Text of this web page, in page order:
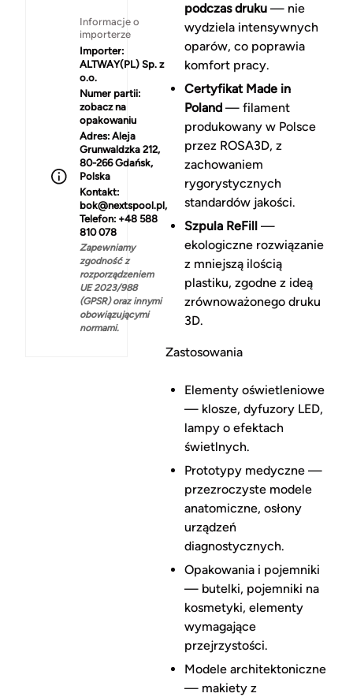
Informacje o
importerze
Importer:
ALTWAY(PL) Sp. z
o.o.
Numer partii:
zobacz na
opakowaniu
Adres: Aleja
Grunwaldzka 212,
80-266 Gdańsk,
Polska
Kontakt:
bok@nextspool.pl,
Telefon: +48 588
810 078
Zapewniamy
zgodność z
rozporządzeniem
UE 2023/988
(GPSR) oraz innymi
obowiązującymi
normami.
podczas druku— nie
wydziela intensywnych
oparów, co poprawia
komfort pracy.
Certyfikat Made in
Poland— filament
produkowany w Polsce
przez ROSA3D, z
zachowaniem
rygorystycznych
standardów jakości.
Szpula ReFill—
ekologiczne rozwiązanie
z mniejszą ilością
plastiku, zgodne z ideą
zrównoważonego druku
3D.
Zastosowania
Elementy oświetleniowe
— klosze, dyfuzory LED,
lampy o efektach
świetlnych.
Prototypy medyczne —
przezroczyste modele
anatomiczne, osłony
urządzeń
diagnostycznych.
Opakowania i pojemniki
— butelki, pojemniki na
kosmetyki, elementy
wymagające
przejrzystości.
Modele architektoniczne
— makiety z